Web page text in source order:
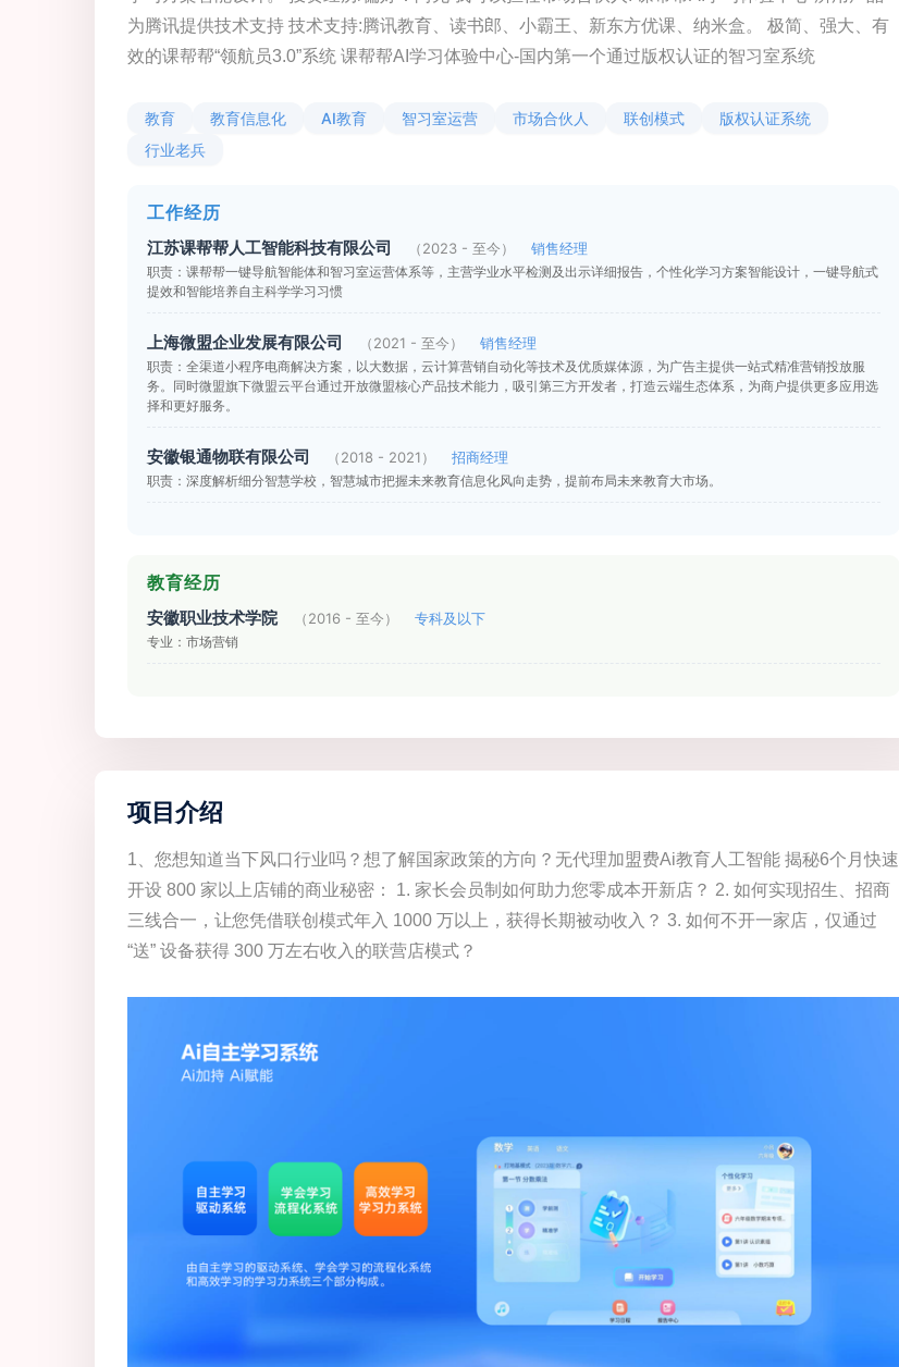
为腾讯提供技术支持 技术支持:腾讯教育、读书郎、小霸王、新东方优课、纳米盒。 极简、强大、有
效的课帮帮“领航员3.0”系统 课帮帮AI学习体验中心-国内第一个通过版权认证的智习室系统
教育 教育信息化 AI教育 智习室运营 市场合伙人 联创模式
版权认证系统
行业老兵
工作经历
江苏课帮帮人工智能科技有限公司 （2023 - 至今） 销售经理
职责：课帮帮一键导航智能体和智习室运营体系等，主营学业水平检测及出示详细报告，个性化学习方案智能设计，一键导航式
提效和智能培养自主科学学习习惯
上海微盟企业发展有限公司 （2021 - 至今） 销售经理
职责：全渠道小程序电商解决方案，以大数据，云计算营销自动化等技术及优质媒体源，为广告主提供一站式精准营销投放服
务。同时微盟旗下微盟云平台通过开放微盟核心产品技术能力，吸引第三方开发者，打造云端生态体系，为商户提供更多应用选
择和更好服务。
安徽银通物联有限公司 （2018 - 2021） 招商经理
职责：深度解析细分智慧学校，智慧城市把握未来教育信息化风向走势，提前布局未来教育大市场。
教育经历
安徽职业技术学院 （2016 - 至今） 专科及以下
专业：市场营销
项目介绍
1、您想知道当下风口行业吗？想了解国家政策的方向？无代理加盟费Ai教育人工智能 揭秘6个月快速
开设 800 家以上店铺的商业秘密： 1. 家长会员制如何助力您零成本开新店？ 2. 如何实现招生、招商
三线合一，让您凭借联创模式年入 1000 万以上，获得长期被动收入？ 3. 如何不开一家店，仅通过
“送” 设备获得 300 万左右收入的联营店模式？